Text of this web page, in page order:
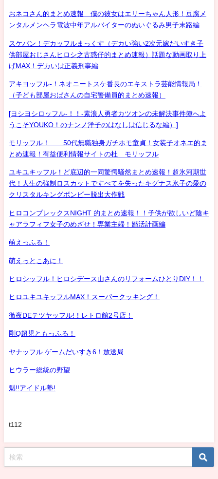
おネコさん的まとめ速報 僕の彼女はエリーちゃん人形！豆腐メ
ンタルメンヘラ電波中年アルバイターのぬいぐるみ男子末路編
スケバン！デカッフルまっくす（デカい強い2次元嫁だいすき子
供部屋おじさんヒロシ之古惑仔的まとめ速報）話題な動画取り上
げMAX！デカいは正義刑事編
アキヨッフル-！ネオニートスケ番長のエキストラ芸能情報局！
（子ども部屋おばさんの自宅警備員的まとめ速報）
[ヨシヨシロッフル-！！-素浪人勇者カツオンの未解決事件簿へよ
うこそYOUKO！のナンノ洋子のはなしは信じるな編）]
モリッフル！ 50代無職独身ガチホモ童貞！女装子オネエ的ま
とめ速報！有益便利情報サイトの杜 モリッフル
ユキユキッフル！ど底辺的一同驚愕騒然まとめ速報！超氷河期世
代！人生の強制ロスカットですべてを失ったキグナス氷子の愛の
クリスタルキングボンビー脱出大作戦
ヒロコンプレックスNIGHT 的まとめ速報！！子供が欲しいど陰キ
ャアラフィフ女子のめざせ！専業主婦！婚活計画編
萌えっふる！
萌えっとこあに！
ヒロシッフル！ヒロシデース山さんのリフォームひとりDIY！！
ヒロユキユキッフルMAX！スーパークッキング！
徹夜DEテツヤッフル!！レトロ館2号店！
剛Q超児ともっふる！
ヤナッフル ゲームだいすき6！放送局
ヒウラー総統の野望
魁!!アイドル塾!
t112